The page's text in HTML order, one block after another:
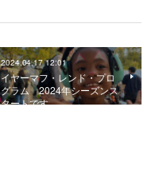
2024.04.17 12:01
イヤーマフ・レンド・プロ
グラム 2024年シーズンス
タートです。